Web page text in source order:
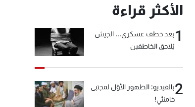
الأكثر قراءة
1بعد خطف عسكري... الجيش
يُلاحق الخاطفين
2بالفيديو: الظهور الأوّل لمجتبى
خامنئي!